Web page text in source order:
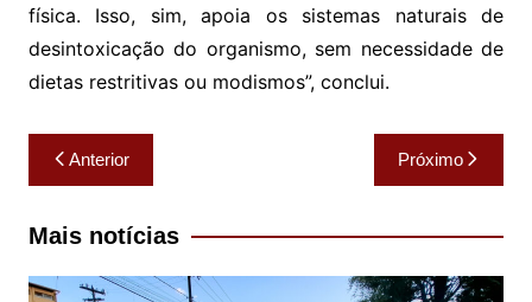
física. Isso, sim, apoia os sistemas naturais de
desintoxicação do organismo, sem necessidade de
dietas restritivas ou modismos”, conclui.
Navegação
de
Post
Anterior Próximo
Mais notícias